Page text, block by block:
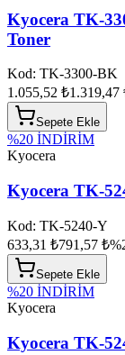
Kyocera TK-
Toner
Kod: TK-3300-BK
1.055,52 ₺1.319,47
Sepete Ekle
%20 İNDİRİM
Kyocera
Kyocera TK-
Kod: TK-5240-Y
633,31 ₺791,57 ₺%
Sepete Ekle
%20 İNDİRİM
Kyocera
Kyocera TK-